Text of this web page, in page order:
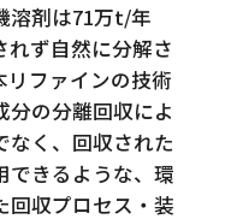
溶剤は71万t/年
れず自然に分解さ
リファインの技術
分の分離回収によ
なく、回収された
できるような、環
回収プロセス・装